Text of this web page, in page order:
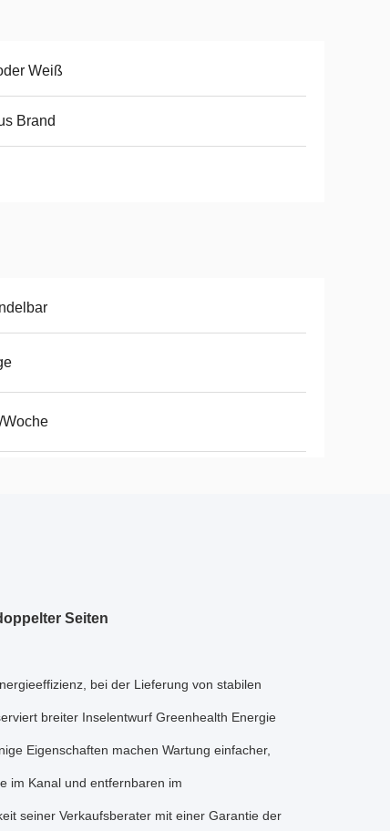
Weiß
Brand
Seiten
bei der Lieferung von stabilen
breiter Inselentwurf Greenhealth Energie
Eigenschaften machen Wartung einfacher,
im Kanal und entfernbaren im
seiner Verkaufsberater mit einer Garantie der